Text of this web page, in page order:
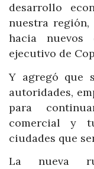
desarrollo
nuestra región,
hacia nuevos
ejecutivo de
Y agregó que
autoridades,
para
comercial y
ciudades que
La nueva